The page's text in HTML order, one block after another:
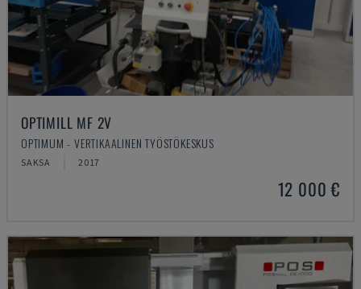
OPTIMILL MF 2V
OPTIMUM - VERTIKAALINEN TYÖSTÖKESKUS
SAKSA 2017
12 000 €